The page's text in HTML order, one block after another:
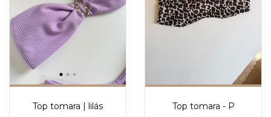
Top tomara | lilás Top tomara - P